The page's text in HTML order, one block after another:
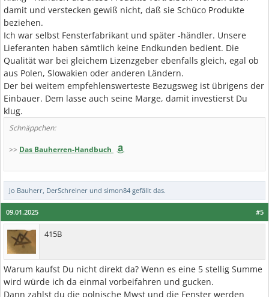
damit und verstecken gewiß nicht, daß sie Schüco Produkte
beziehen.
Ich war selbst Fensterfabrikant und später -händler. Unsere
Lieferanten haben sämtlich keine Endkunden bedient. Die
Qualität war bei gleichem Lizenzgeber ebenfalls gleich, egal ob
aus Polen, Slowakien oder anderen Ländern.
Der bei weitem empfehlenswerteste Bezugsweg ist übrigens der
Einbauer. Dem lasse auch seine Marge, damit investierst Du
klug.
Schnäppchen:
>> Das Bauherren-Handbuch
Jo Bauherr, DerSchreiner und simon84 gefällt das.
#5
09.01.2025
415B
Warum kaufst Du nicht direkt da? Wenn es eine 5 stellig Summe
wird würde ich da einmal vorbeifahren und gucken.
Dann zahlst du die polnische Mwst und die Fenster werden